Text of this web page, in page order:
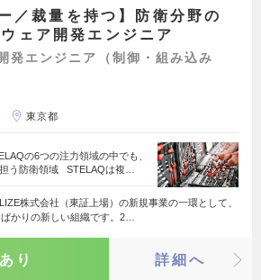
／裁量を持つ】防衛分野の
ェア開発エンジニア
発エンジニア（制御・組み込み
東京都
の6つの注力領域の中でも、
う防衛領域 STELAQは複…
株式会社（東証上場）の新規事業の一環として、
かりの新しい組織です。2…
り 詳細へ